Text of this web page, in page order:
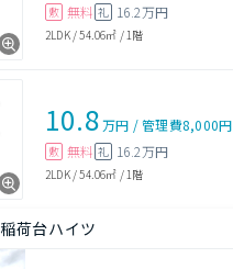
敷 無料 礼 16.2万円
2LDK/54.06㎡ / 1階
10.8万円 /管理費8,000円
敷 無料 礼 16.2万円
2LDK/54.06㎡ / 1階
稲荷台ハイツ